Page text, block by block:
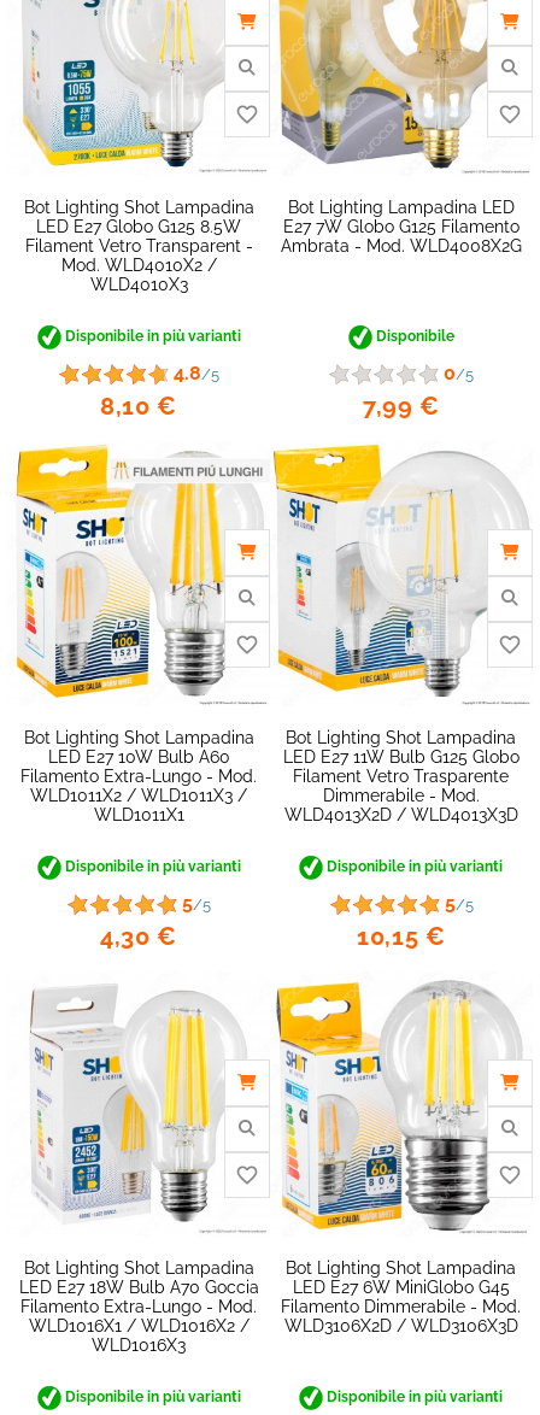
Bot Lighting Shot Lampadina
LED E27 Globo G125 8.5W
Filament Vetro Transparent -
Mod. WLD4010X2 /
WLD4010X3
Disponibile in più varianti
4.8/5
8,10 €
Bot Lighting Lampadina LED
E27 7W Globo G125 Filamento
Ambrata - Mod. WLD4008X2G
Disponibile
0/5
7,99 €
Bot Lighting Shot Lampadina
LED E27 10W Bulb A60
Filamento Extra-Lungo - Mod.
WLD1011X2 / WLD1011X3 /
WLD1011X1
Disponibile in più varianti
5/5
4,30 €
Bot Lighting Shot Lampadina
LED E27 11W Bulb G125 Globo
Filament Vetro Trasparente
Dimmerabile - Mod.
WLD4013X2D / WLD4013X3D
Disponibile in più varianti
5/5
10,15 €
Bot Lighting Shot Lampadina
LED E27 18W Bulb A70 Goccia
Filamento Extra-Lungo - Mod.
WLD1016X1 / WLD1016X2 /
WLD1016X3
Disponibile in più varianti
Bot Lighting Shot Lampadina
LED E27 6W MiniGlobo G45
Filamento Dimmerabile - Mod.
WLD3106X2D / WLD3106X3D
Disponibile in più varianti